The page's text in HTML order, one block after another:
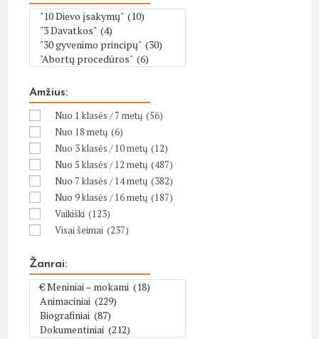
Amžius:
Nuo 1 klasės / 7 metų (56)
Nuo 18 metų (6)
Nuo 3 klasės / 10 metų (12)
Nuo 5 klasės / 12 metų (487)
Nuo 7 klasės / 14 metų (382)
Nuo 9 klasės / 16 metų (187)
Vaikiški (123)
Visai šeimai (237)
Žanrai: